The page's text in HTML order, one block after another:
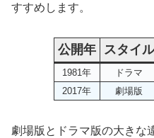
すすめします。
公開年 スタイル
1981年 ドラマ
2017年
劇場版
劇場版とドラマ版の大きな